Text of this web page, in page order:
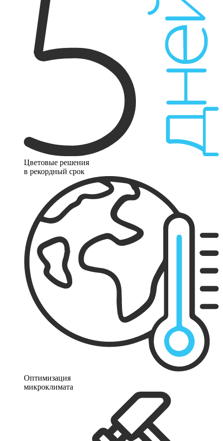
Цветовые решения
в рекордный срок
Оптимизация
микроклимата